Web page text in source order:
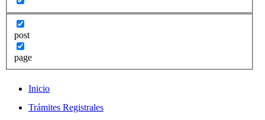
post
page
Inicio
Trámites Registrales